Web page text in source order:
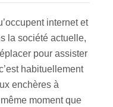
internet et
la société actuelle,
pour assister
habituellement
enchères à
moment que